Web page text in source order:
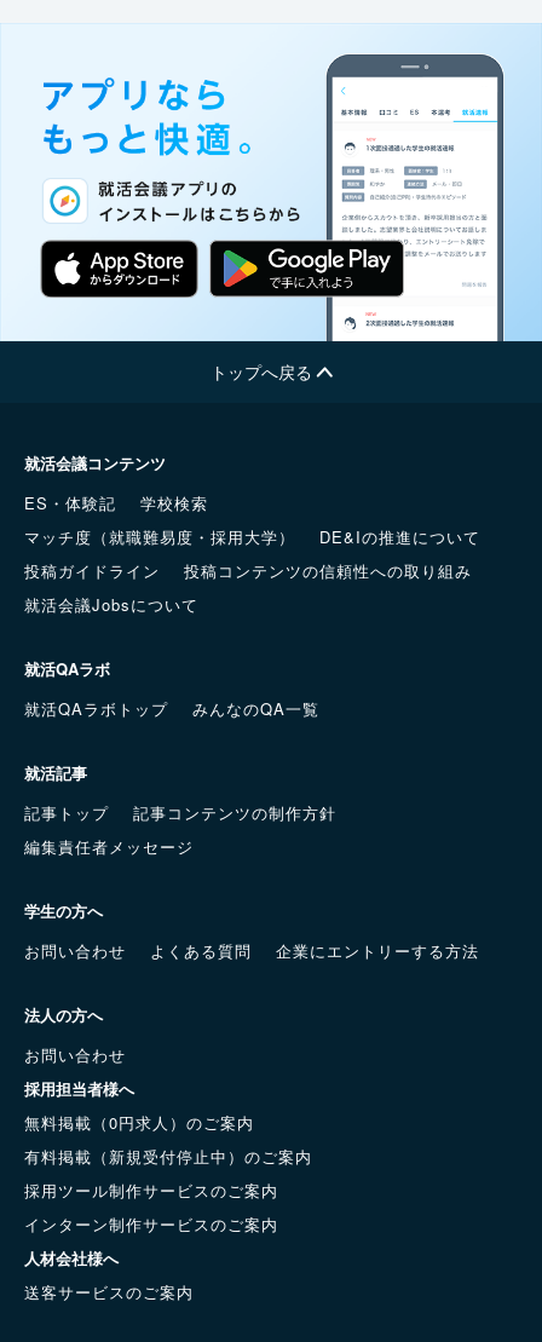
トップへ戻る
就活会議コンテンツ
ES・体験記
学校検索
マッチ度（就職難易度・採用大学）
DE&Iの推進について
投稿ガイドライン
投稿コンテンツの信頼性への取り組み
就活会議Jobsについて
就活QAラボ
就活QAラボトップ
みんなのQA一覧
就活記事
記事トップ
記事コンテンツの制作方針
編集責任者メッセージ
学生の方へ
お問い合わせ
よくある質問 企業にエントリーする方法
法人の方へ
お問い合わせ
採用担当者様へ
無料掲載（0円求人）のご案内
有料掲載（新規受付停止中）のご案内
採用ツール制作サービスのご案内
インターン制作サービスのご案内
人材会社様へ
送客サービスのご案内